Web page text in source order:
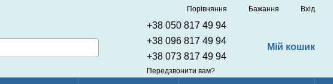
Порівняння Бажання Вхід
+38 050 817 49 94
+38 096 817 49 94
+38 073 817 49 94
Передзвонити вам?
Мій кошик